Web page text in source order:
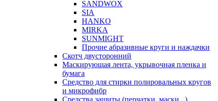
SANDWOX
SIA
HANKO
MIRKA
SUNMIGHT
Прочие абразивные круги и наждачки
Скотч двусторонний
Маскирующая лента, укрывочная пленка и
бумага
Средство для стирки полировальных кругов
и микрофибр
Средства защиты (перчатки, маски...)